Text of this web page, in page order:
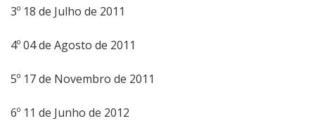
3º 18 de Julho de 2011
4º 04 de Agosto de 2011
5º 17 de Novembro de 2011
6º 11 de Junho de 2012